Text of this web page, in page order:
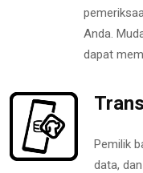
Anda.
dapat
Pemilik
data,